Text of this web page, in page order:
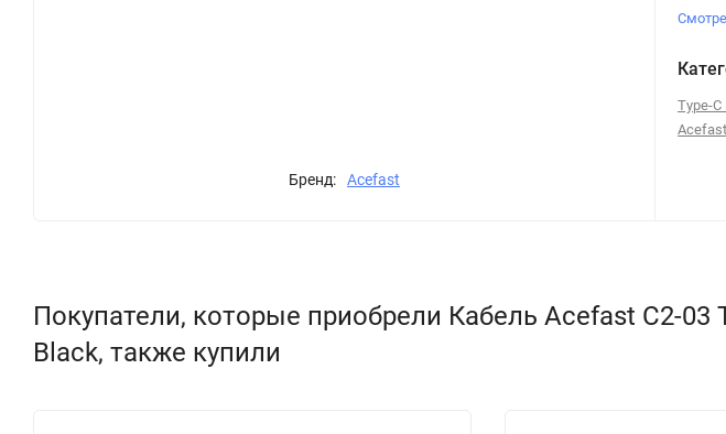
Бренд: Acefast
Type-
Acefast
Покупатели, которые приобрели Кабель Acefast C2-
Black, также купили